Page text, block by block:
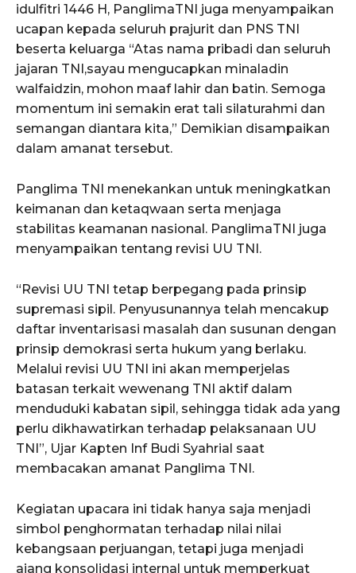
idulfitri 1446 H, PanglimaTNI juga menyampaikan
ucapan kepada seluruh prajurit dan PNS TNI
beserta keluarga “Atas nama pribadi dan seluruh
jajaran TNI,sayau mengucapkan minaladin
walfaidzin, mohon maaf lahir dan batin. Semoga
momentum ini semakin erat tali silaturahmi dan
semangan diantara kita,” Demikian disampaikan
dalam amanat tersebut.
Panglima TNI menekankan untuk meningkatkan
keimanan dan ketaqwaan serta menjaga
stabilitas keamanan nasional. PanglimaTNI juga
menyampaikan tentang revisi UU TNI.
“Revisi UU TNI tetap berpegang pada prinsip
supremasi sipil. Penyusunannya telah mencakup
daftar inventarisasi masalah dan susunan dengan
prinsip demokrasi serta hukum yang berlaku.
Melalui revisi UU TNI ini akan memperjelas
batasan terkait wewenang TNI aktif dalam
menduduki kabatan sipil, sehingga tidak ada yang
perlu dikhawatirkan terhadap pelaksanaan UU
TNI”, Ujar Kapten Inf Budi Syahrial saat
membacakan amanat Panglima TNI.
Kegiatan upacara ini tidak hanya saja menjadi
simbol penghormatan terhadap nilai nilai
kebangsaan perjuangan, tetapi juga menjadi
ajang konsolidasi internal untuk memperkuat